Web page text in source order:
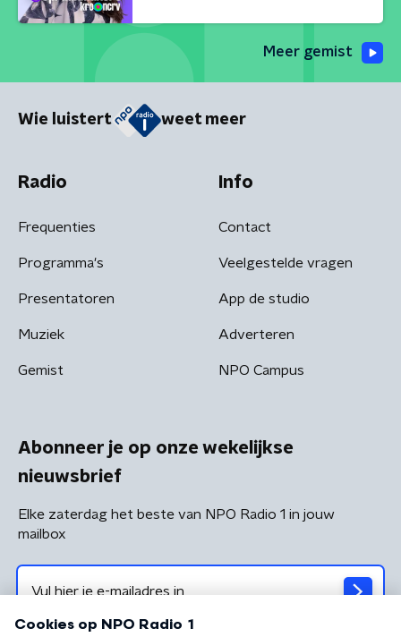
Meer gemist
Wie luistert weet meer
Radio
Frequenties
Programma's
Presentatoren
Muziek
Gemist
Info
Contact
Veelgestelde vragen
App de studio
Adverteren
NPO Campus
Abonneer je op onze wekelijkse
nieuwsbrief
Elke zaterdag het beste van NPO Radio 1 in jouw
mailbox